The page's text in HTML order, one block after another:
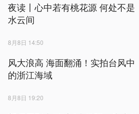
夜读丨心中若有桃花源 何处不是
水云间
8月8日 14:50
风大浪高 海面翻涌！实拍台风中
的浙江海域
8月8日 19:20